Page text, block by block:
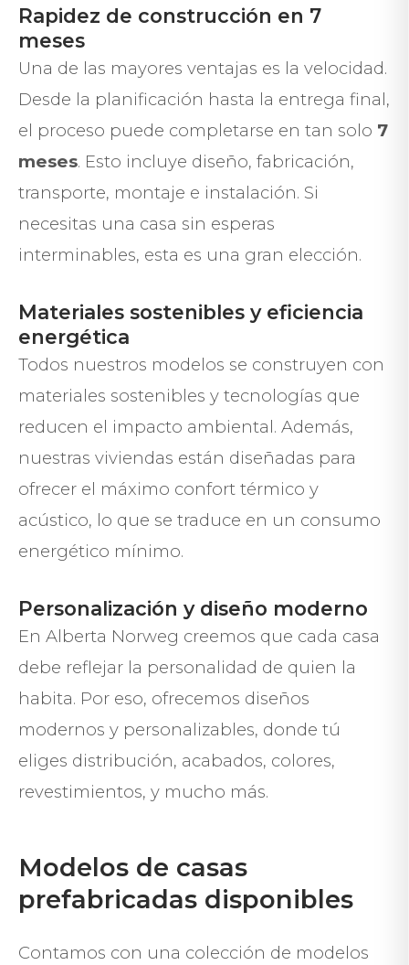
Rapidez de construcción en 7
meses
Una de las mayores ventajas es la velocidad.
Desde la planificación hasta la entrega final,
el proceso puede completarse en tan solo 7
meses. Esto incluye diseño, fabricación,
transporte, montaje e instalación. Si
necesitas una casa sin esperas
interminables, esta es una gran elección.
Materiales sostenibles y eficiencia
energética
Todos nuestros modelos se construyen con
materiales sostenibles y tecnologías que
reducen el impacto ambiental. Además,
nuestras viviendas están diseñadas para
ofrecer el máximo confort térmico y
acústico, lo que se traduce en un consumo
energético mínimo.
Personalización y diseño moderno
En Alberta Norweg creemos que cada casa
debe reflejar la personalidad de quien la
habita. Por eso, ofrecemos diseños
modernos y personalizables, donde tú
eliges distribución, acabados, colores,
revestimientos, y mucho más.
Modelos de casas
prefabricadas disponibles
Contamos con una colección de modelos